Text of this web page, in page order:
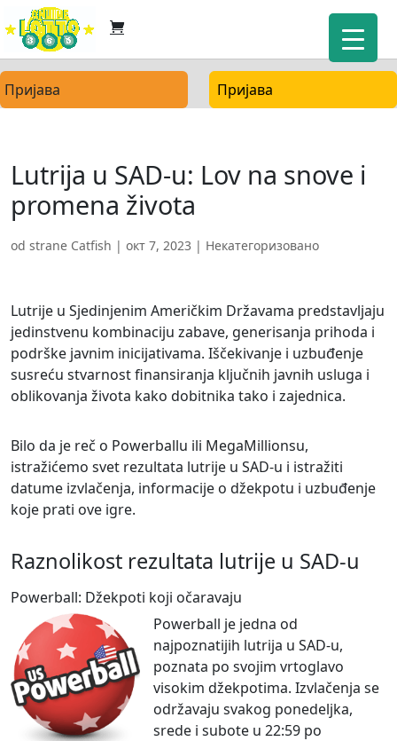
Пријава Пријава
Lutrija u SAD-u: Lov na snove i
promena života
od strane Catfish | окт 7, 2023 | Некатегоризовано
Lutrije u Sjedinjenim Američkim Državama predstavljaju
jedinstvenu kombinaciju zabave, generisanja prihoda i
podrške javnim inicijativama. Iščekivanje i uzbuđenje
susreću stvarnost finansiranja ključnih javnih usluga i
oblikovanja života kako dobitnika tako i zajednica.
Bilo da je reč o Powerballu ili MegaMillionsu,
istražićemo svet rezultata lutrije u SAD-u i istražiti
datume izvlačenja, informacije o džekpotu i uzbuđenje
koje prati ove igre.
Raznolikost rezultata lutrije u SAD-u
Powerball: Džekpoti koji očaravaju
Powerball je jedna od
najpoznatijih lutrija u SAD-u,
poznata po svojim vrtoglavo
visokim džekpotima. Izvlačenja se
održavaju svakog ponedeljka,
srede i subote u 22:59 po